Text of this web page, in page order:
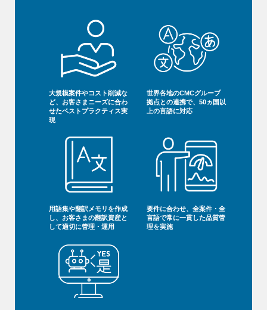
大規模案件やコスト削減な
ど、お客さまニーズに合わ
せたベストプラクティス実
現
世界各地のCMCグループ
拠点との連携で、50ヵ国以
上の言語に対応
用語集や翻訳メモリを作成
し、お客さまの翻訳資産と
して適切に管理・運用
要件に合わせ、全案件・全
言語で常に一貫した品質管
理を実施